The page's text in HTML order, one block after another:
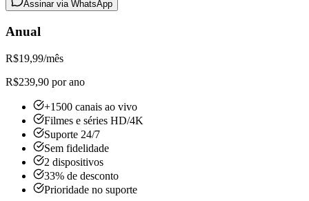
Assinar via WhatsApp
Anual
R$19,99/mês
R$239,90 por ano
+1500 canais ao vivo
Filmes e séries HD/4K
Suporte 24/7
Sem fidelidade
2 dispositivos
33% de desconto
Prioridade no suporte